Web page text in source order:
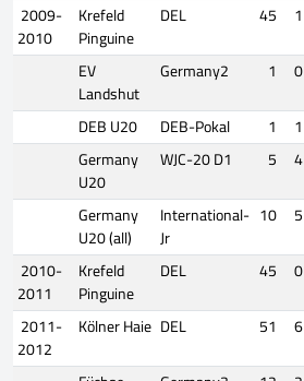
2009-
2010
Krefeld
Pinguine
DEL 45 1
EV
Landshut
Germany2 1 0
DEB U20
DEB-Pokal 1 1
Germany
U20
WJC-20 D1 5 4
Germany
U20 (all)
International-
Jr
10 5
2010-
2011
Krefeld
Pinguine
DEL 45 0
2011-
2012
Kölner Haie DEL 51 6